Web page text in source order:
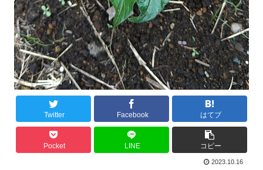
Twitter Facebook はてブ
Pocket LINE コピー
2023.10.16